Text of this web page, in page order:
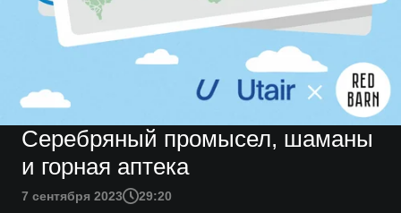
Серебряный промысел, шаманы
и горная аптека
7 сентября 2023 29:20